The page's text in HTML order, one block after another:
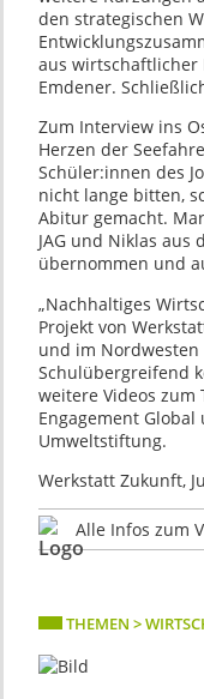
den strategischen
aus wirtschaftlicher
Emdener.
Zum Interview ins
Herzen der
Schüler:innen des
nicht lange bitten,
Abitur gemacht.
JAG und Niklas aus
übernommen und
„Nachhaltiges
Projekt von
und im Nordwesten
Schulübergreifend
weitere Videos
Engagement
Umweltstiftung.
Werkstatt Zukunft,
Alle Infos zum
THEMEN >